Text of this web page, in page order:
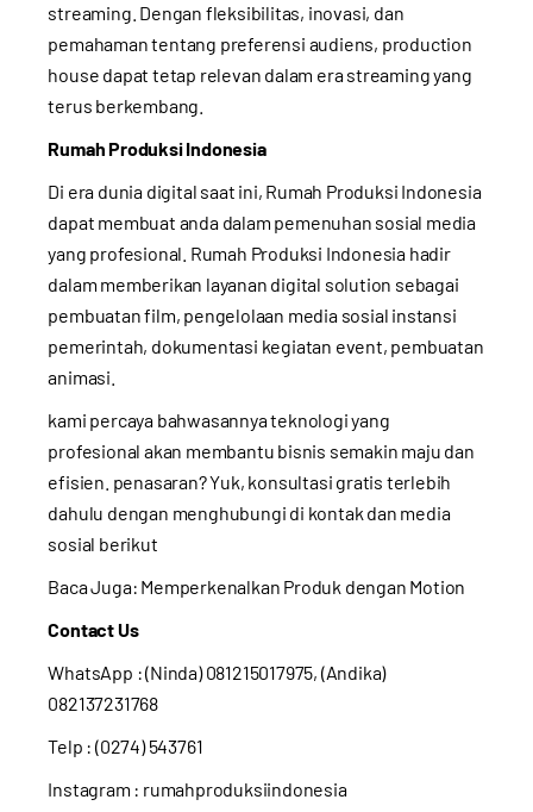
streaming. Dengan fleksibilitas, inovasi, dan
pemahaman tentang preferensi audiens, production
house dapat tetap relevan dalam era streaming yang
terus berkembang.
Rumah Produksi Indonesia
Di era dunia digital saat ini, Rumah Produksi Indonesia
dapat membuat anda dalam pemenuhan sosial media
yang profesional. Rumah Produksi Indonesia hadir
dalam memberikan layanan digital solution sebagai
pembuatan film, pengelolaan media sosial instansi
pemerintah, dokumentasi kegiatan event, pembuatan
animasi.
kami percaya bahwasannya teknologi yang
profesional akan membantu bisnis semakin maju dan
efisien. penasaran? Yuk, konsultasi gratis terlebih
dahulu dengan menghubungi di kontak dan media
sosial berikut
Baca Juga: Memperkenalkan Produk dengan Motion
Contact Us
WhatsApp : (Ninda) 081215017975, (Andika)
082137231768
Telp : (0274) 543761
Instagram : rumahproduksiindonesia